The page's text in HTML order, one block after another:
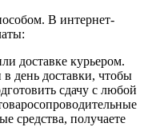
В интернет-
доставке курьером.
день доставки, чтобы
сдачу с любой
средства, получаете